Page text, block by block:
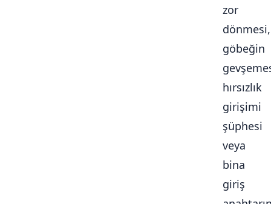
zor
dönmesi,
göbeğin
hırsızlık
girişimi
şüphesi
veya
bina
giriş